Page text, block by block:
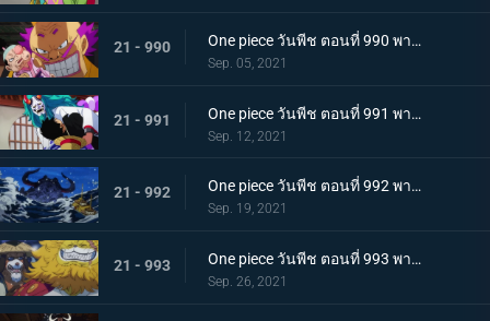
21 - 990 One piece วันพีช ตอนที่ 990 พากย์ไทย ฟ้าสนั่น 8 ทิศ! ลูกชายไคโดปรากฏตัว
Sep. 05, 2021
21 - 991 One piece วันพีช ตอนที่ 991 พากย์ไทย เป็นศัตรูหรือเป็นมิตร? ลูฟี่กับยามาโตะ
Sep. 12, 2021
21 - 992 One piece วันพีช ตอนที่ 992 พากย์ไทย อยากจะเป็นโอเด้ง ความรู้สึกของยามาโตะ
Sep. 19, 2021
21 - 993 One piece วันพีช ตอนที่ 993 พากย์ไทย ระเบิด! พันธนาการที่มัดอิสระของยามาโตะ
Sep. 26, 2021